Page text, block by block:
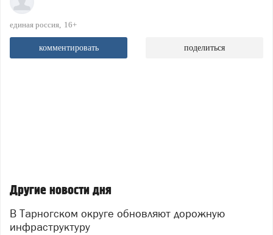
единая россия 16+
комментировать поделиться
Другие новости дня
В Тарногском округе обновляют дорожную
инфраструктуру